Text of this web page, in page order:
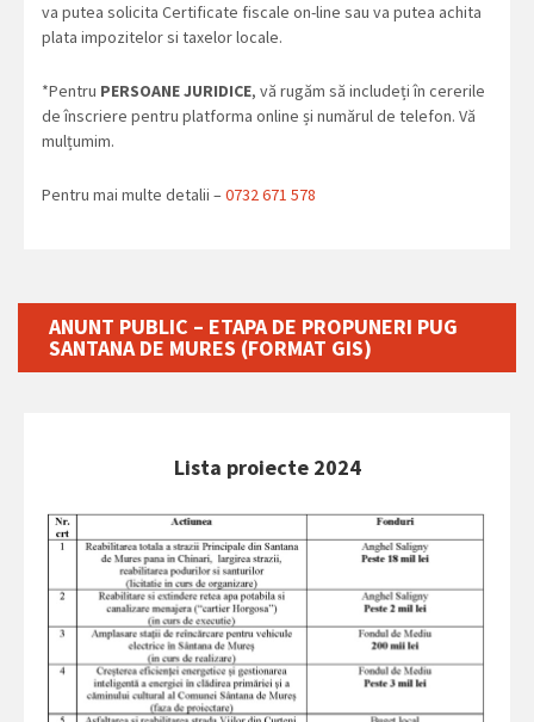
va putea solicita Certificate fiscale on-line sau va putea achita
plata impozitelor si taxelor locale.
*Pentru PERSOANE JURIDICE, vă rugăm să includeți în cererile
de înscriere pentru platforma online și numărul de telefon. Vă
mulțumim.
Pentru mai multe detalii – 0732 671 578
ANUNT PUBLIC – ETAPA DE PROPUNERI PUG
SANTANA DE MURES (FORMAT GIS)
Lista proiecte 2024